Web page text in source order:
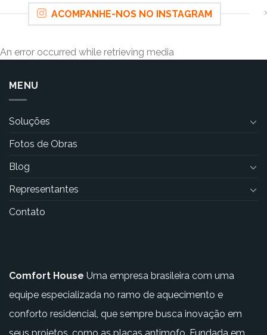
ACOMPANHE-NOS NO INSTAGRAM
An error occurred while retrieving media
MENU
Soluções
Fotos de Obras
Blog
Representantes
Contato
Comfort House Uma empresa brasileira com uma
equipe especializada no ramo de aquecimento e
conforto residencial, que sempre busca inovação em